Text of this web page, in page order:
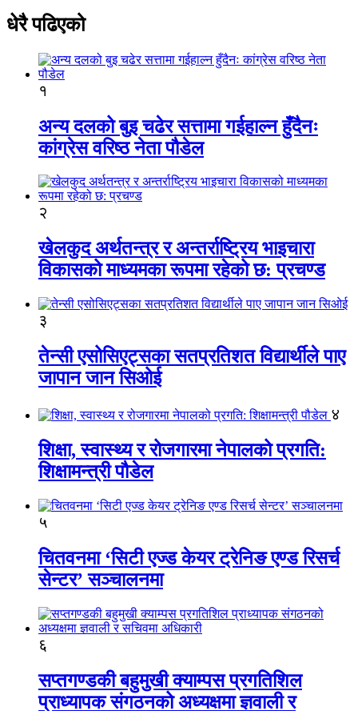
धेरै पढिएको
१
अन्य दलको बुइ चढेर सत्तामा गईहाल्न हुँदैनः
कांग्रेस वरिष्ठ नेता पौडेल
२
खेलकुद अर्थतन्त्र र अन्तर्राष्ट्रिय भाइचारा
विकासको माध्यमका रूपमा रहेको छ: प्रचण्ड
३
तेन्सी एसोसिएट्सका सतप्रतिशत विद्यार्थीले पाए
जापान जान सिओई
४
शिक्षा, स्वास्थ्य र रोजगारमा नेपालको प्रगति:
शिक्षामन्त्री पौडेल
५
चितवनमा ‘सिटी एज्ड केयर ट्रेनिङ एण्ड रिसर्च
सेन्टर’ सञ्चालनमा
६
सप्तगण्डकी बहुमुखी क्याम्पस प्रगतिशिल
प्राध्यापक संगठनको अध्यक्षमा ज्ञवाली र